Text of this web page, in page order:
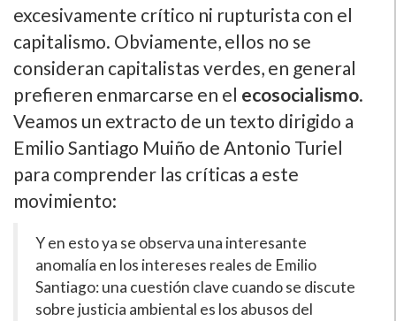
excesivamente crítico ni rupturista con el
capitalismo. Obviamente, ellos no se
consideran capitalistas verdes, en general
prefieren enmarcarse en el ecosocialismo.
Veamos un extracto de un texto dirigido a
Emilio Santiago Muiño de Antonio Turiel
para comprender las críticas a este
movimiento:
Y en esto ya se observa una interesante
anomalía en los intereses reales de Emilio
Santiago: una cuestión clave cuando se discute
sobre justicia ambiental es los abusos del